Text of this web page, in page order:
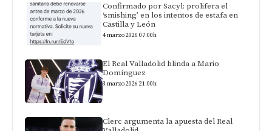
Confirmado por Sacyl: prolifera el
‘smishing’ en los intentos de estafa en
Castilla y León
4 marzo 2026 07:00h
El Real Valladolid blinda a Mario
Domínguez
3 marzo 2026 21:00h
Clerc argumenta la apuesta del Real